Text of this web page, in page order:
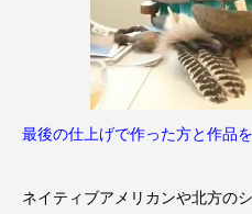
最後の仕上げで作った方と作品
ネイティブアメリカンや北方の